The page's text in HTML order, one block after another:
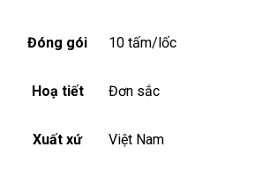
Đóng gói 10 tấm/lốc
Hoạ tiết Đơn sắc
Xuất xứ Việt Nam